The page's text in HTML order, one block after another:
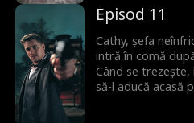
plac, între ei încep
nu își dă seama
iubitul din
căutat amândoi
Episod 11
Cathy, șefa
intră în comă
Când se
să-l aducă acasă